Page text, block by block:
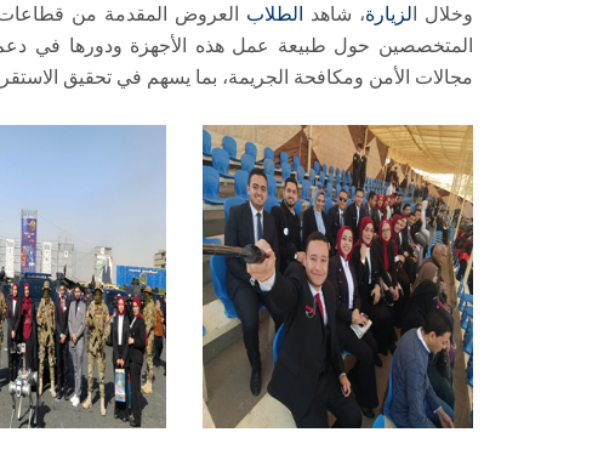
وخلال الزيارة، شاهد الطلاب العروض المقدمة من قطاعات
المتخصصين حول طبيعة عمل هذه الأجهزة ودورها في دعم
مجالات الأمن ومكافحة الجريمة، بما يسهم في تحقيق